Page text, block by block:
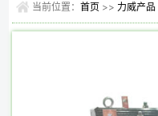
当前位置：首页 >> 力威产品